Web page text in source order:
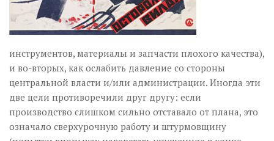
инструментов, материалы и запчасти плохого качества),
и во-вторых, как ослабить давление со стороны
центральной власти и/или администрации. Иногда эти
две цели противоречили друг другу: если
производство слишком сильно отставало от плана, это
означало сверхурочную работу и штурмовщину